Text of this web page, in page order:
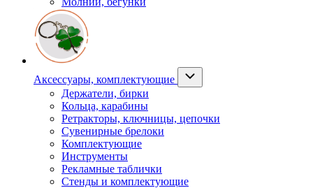
Аксессуары, комплектующие
Держатели, бирки
Кольца, карабины
Ретракторы, ключницы, цепочки
Сувенирные брелоки
Комплектующие
Инструменты
Рекламные таблички
Стенды и комплектующие